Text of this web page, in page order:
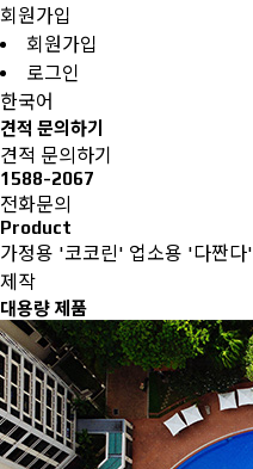
회원가입
회원가입
로그인
한국어
견적 문의하기
견적 문의하기
1588-2067
전화문의
Product
가정용 '코코린' 업소용 '다짠다'
제작
대용량 제품